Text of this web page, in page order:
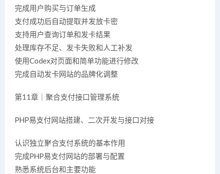
完成用户购买与订单生成
支付成功后自动提取并发放卡密
支持用户查询订单和发卡结果
处理库存不足、发卡失败和人工补发
使用Codex对页面和简单功能进行修改
完成自动发卡网站的品牌化调整
第11章｜聚合支付接口管理系统
PHP易支付网站搭建、二次开发与接口对接
认识独立聚合支付系统的基本作用
完成PHP易支付网站的部署与配置
熟悉系统后台和主要功能